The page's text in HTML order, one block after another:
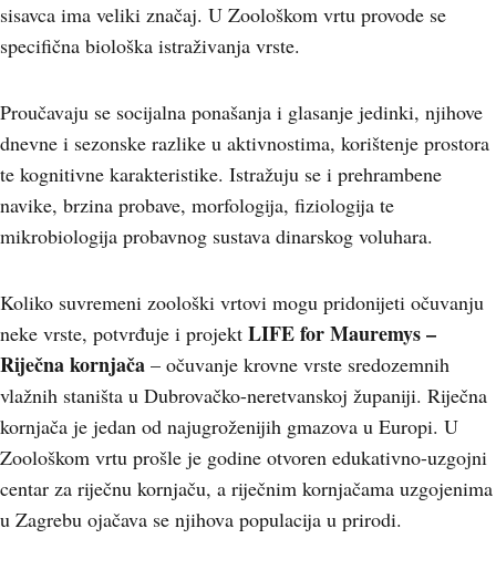
sisavca ima veliki značaj. U Zoološkom vrtu provode se
specifična biološka istraživanja vrste.
Proučavaju se socijalna ponašanja i glasanje jedinki, njihove
dnevne i sezonske razlike u aktivnostima, korištenje prostora
te kognitivne karakteristike. Istražuju se i prehrambene
navike, brzina probave, morfologija, fiziologija te
mikrobiologija probavnog sustava dinarskog voluhara.
Koliko suvremeni zoološki vrtovi mogu pridonijeti očuvanju
neke vrste, potvrđuje i projekt LIFE for Mauremys –
Riječna kornjača – očuvanje krovne vrste sredozemnih
vlažnih staništa u Dubrovačko-neretvanskoj županiji. Riječna
kornjača je jedan od najugroženijih gmazova u Europi. U
Zoološkom vrtu prošle je godine otvoren edukativno-uzgojni
centar za riječnu kornjaču, a riječnim kornjačama uzgojenima
u Zagrebu ojačava se njihova populacija u prirodi.